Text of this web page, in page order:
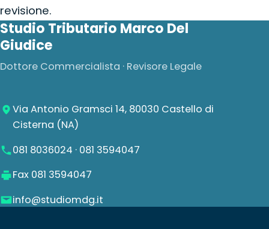
revisione.
Studio Tributario Marco Del
Giudice
Dottore Commercialista · Revisore Legale
Via Antonio Gramsci 14, 80030 Castello di
Cisterna (NA)
081 8036024 · 081 3594047
Fax 081 3594047
info@studiomdg.it